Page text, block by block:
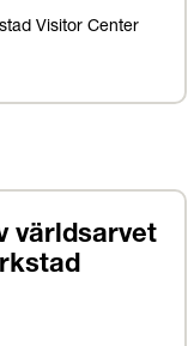
Visitor Center
världsarvet